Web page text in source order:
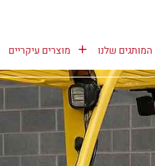
המותגים שלנו מוצרים עיקריים